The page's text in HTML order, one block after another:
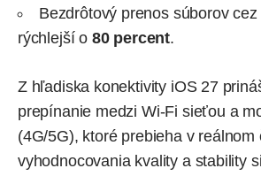
Bezdrôtový prenos súborov
rýchlejší o 80 percent.
Z hľadiska konektivity iOS 27
prepínanie medzi Wi-Fi sieťou a
(4G/5G), ktoré prebieha v reálnom
vyhodnocovania kvality a stability